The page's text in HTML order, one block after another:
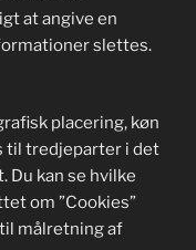
at angive en
slettes.
placering, køn
til tredjeparter i det
Du kan se hvilke
om ”Cookies”
målretning af